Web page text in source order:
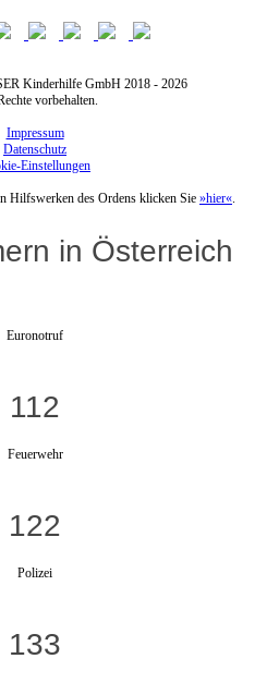
Kinderhilfe GmbH 2018 - 2026
vorbehalten.
Impressum
Datenschutz
Einstellungen
Hilfswerken des Ordens klicken Sie »hier«.
in Österreich
Euronotruf
112
Feuerwehr
122
Polizei
133